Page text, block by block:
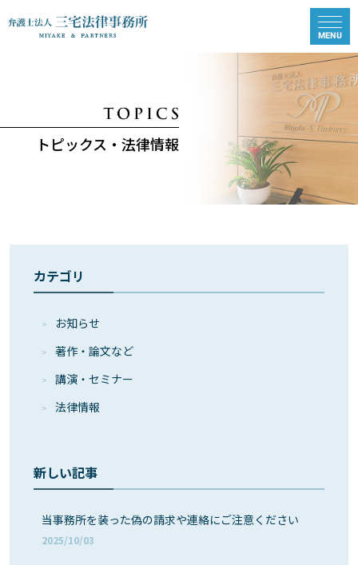
トピックス・法律情報
カテゴリ
お知らせ
著作・論⽂など
講演・セミナー
法律情報
新しい記事
当事務所を装った偽の請求や連絡にご注意ください
2025/10/03